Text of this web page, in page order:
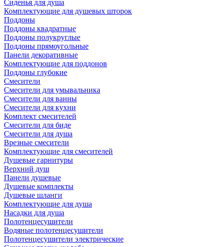
Сиденья для душа
Комплектующие для душевых шторок
Поддоны
Поддоны квадратные
Поддоны полукруглые
Поддоны прямоугольные
Панели декоративные
Комплектующие для поддонов
Поддоны глубокие
Смесители
Смесители для умывальника
Смесители для ванны
Смесители для кухни
Комплект смесителей
Смесители для биде
Смесители для душа
Врезные смесители
Комплектующие для смесителей
Душевые гарнитуры
Верхний душ
Панели душевые
Душевые комплекты
Душевые шланги
Комплектующие для душа
Насадки для душа
Полотенцесушители
Водяные полотенцесушители
Полотенцесушители электрические